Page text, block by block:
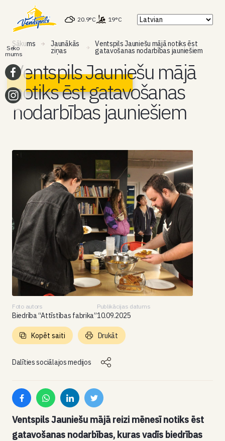
20.9°C 19°C
Sākums Jaunākās
ziņas
Ventspils Jauniešu mājā notiks ēst
gatavošanas nodarbības jauniešiem
Ventspils Jauniešu mājā
notiks ēst gatavošanas
nodarbības jauniešiem
Foto autors
Biedrība “Attīstības fabrika”
Publikācijas datums
10.09.2025
Dalīties sociālajos medijos
Kopēt saiti Drukāt
Ventspils Jauniešu mājā reizi mēnesī notiks ēst
gatavošanas nodarbības, kuras vadīs biedrības
Seko
mums